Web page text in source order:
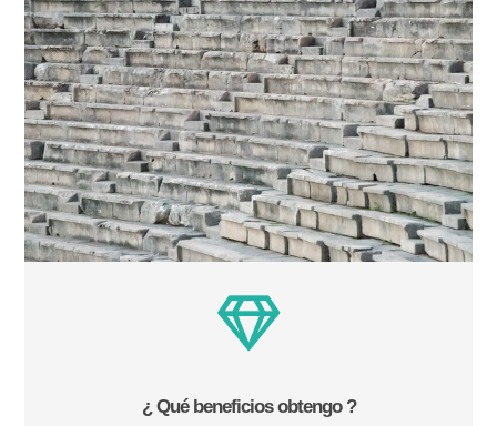
¿ Qué beneficios obtengo ?